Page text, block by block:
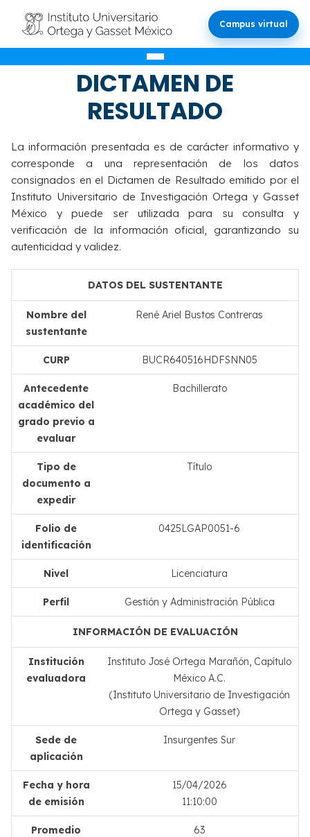
Campus virtual
VALIDACIÓN DEL
DICTAMEN DE
RESULTADO
La información presentada es de carácter informativo y
corresponde a una representación de los datos
consignados en el Dictamen de Resultado emitido por el
Instituto Universitario de Investigación Ortega y Gasset
México y puede ser utilizada para su consulta y
verificación de la información oficial, garantizando su
autenticidad y validez.
DATOS DEL SUSTENTANTE
Nombre del
sustentante
René Ariel Bustos Contreras
CURP BUCR640516HDFSNN05
Antecedente
académico del
grado previo a
evaluar
Bachillerato
Tipo de
documento a
expedir
Título
Folio de
identificación
0425LGAP0051-6
Nivel Licenciatura
Perfil Gestión y Administración Pública
INFORMACIÓN DE EVALUACIÓN
Institución
evaluadora
Instituto José Ortega Marañón, Capítulo
México A.C.
(Instituto Universitario de Investigación
Ortega y Gasset)
Sede de
aplicación
Insurgentes Sur
Fecha y hora
de emisión
15/04/2026
11:10:00
Promedio
63